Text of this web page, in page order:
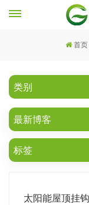
首页
类别
最新博客
标签
太阳能屋顶挂